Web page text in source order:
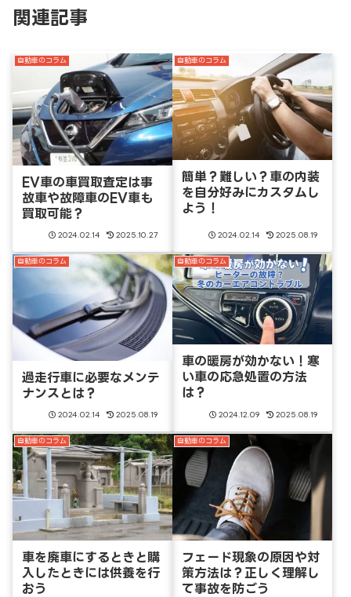
関連記事
自動車のコラム
EV車の車買取査定は事
故車や故障車のEV車も
買取可能？
2024.02.14 2025.10.27
自動車のコラム
簡単？難しい？車の内装
を自分好みにカスタムし
よう！
2024.02.14 2025.08.19
自動車のコラム
過走行車に必要なメンテ
ナンスとは？
2024.02.14 2025.08.19
自動車のコラム
車の暖房が効かない！寒
い車の応急処置の方法
は？
2024.12.09 2025.08.19
自動車のコラム
車を廃車にするときと購
入したときには供養を行
おう
自動車のコラム
フェード現象の原因や対
策方法は？正しく理解し
て事故を防ごう